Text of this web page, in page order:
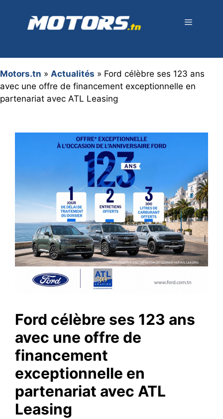
contenu
Motors.tn » Actualités » Ford célèbre ses 123 ans
avec une offre de financement exceptionnelle en
partenariat avec ATL Leasing
Ford célèbre ses 123 ans
avec une offre de
financement
exceptionnelle en
partenariat avec ATL
Leasing